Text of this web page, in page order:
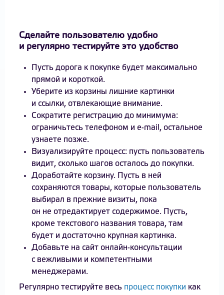
Сделайте пользователю удобно
и регулярно тестируйте это удобство
Пусть дорога к покупке будет максимально
прямой и короткой.
Уберите из корзины лишние картинки
и ссылки, отвлекающие внимание.
Сократите регистрацию до минимума:
ограничьтесь телефоном и e-mail, остальное
узнаете позже.
Визуализируйте процесс: пусть пользователь
видит, сколько шагов осталось до покупки.
Доработайте корзину. Пусть в ней
сохраняются товары, которые пользователь
выбирал в прежние визиты, пока
он не отредактирует содержимое. Пусть,
кроме текстового названия товара, там
будет и достаточно крупная картинка.
Добавьте на сайт онлайн-консультации
с вежливыми и компетентными
менеджерами.
Регулярно тестируйте весь процесс покупки как